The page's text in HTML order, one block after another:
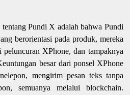
Pundi X adalah bahwa Pundi
berorientasi pada produk, mereka
XPhone, dan tampaknya
besar dari ponsel XPhone
mengirim pesan teks tanpa
semuanya melalui blockchain.